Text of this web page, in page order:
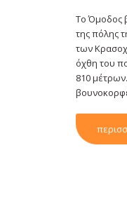
Το Όμοδος
της πόλης
των
όχθη του
810